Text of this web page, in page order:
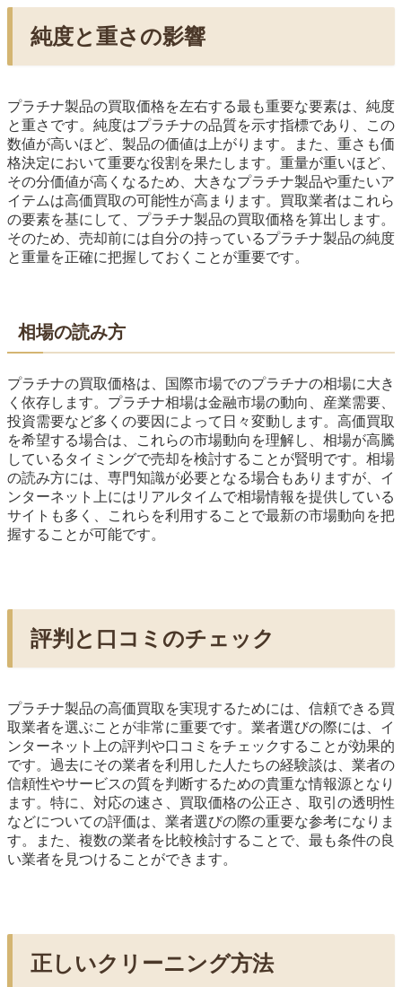
純度と重さの影響
プラチナ製品の買取価格を左右する最も重要な要素は、純度
と重さです。純度はプラチナの品質を示す指標であり、この
数値が高いほど、製品の価値は上がります。また、重さも価
格決定において重要な役割を果たします。重量が重いほど、
その分価値が高くなるため、大きなプラチナ製品や重たいア
イテムは高価買取の可能性が高まります。買取業者はこれら
の要素を基にして、プラチナ製品の買取価格を算出します。
そのため、売却前には自分の持っているプラチナ製品の純度
と重量を正確に把握しておくことが重要です。
相場の読み方
プラチナの買取価格は、国際市場でのプラチナの相場に大き
く依存します。プラチナ相場は金融市場の動向、産業需要、
投資需要など多くの要因によって日々変動します。高価買取
を希望する場合は、これらの市場動向を理解し、相場が高騰
しているタイミングで売却を検討することが賢明です。相場
の読み方には、専門知識が必要となる場合もありますが、イ
ンターネット上にはリアルタイムで相場情報を提供している
サイトも多く、これらを利用することで最新の市場動向を把
握することが可能です。
評判と口コミのチェック
プラチナ製品の高価買取を実現するためには、信頼できる買
取業者を選ぶことが非常に重要です。業者選びの際には、イ
ンターネット上の評判や口コミをチェックすることが効果的
です。過去にその業者を利用した人たちの経験談は、業者の
信頼性やサービスの質を判断するための貴重な情報源となり
ます。特に、対応の速さ、買取価格の公正さ、取引の透明性
などについての評価は、業者選びの際の重要な参考になりま
す。また、複数の業者を比較検討することで、最も条件の良
い業者を見つけることができます。
正しいクリーニング方法